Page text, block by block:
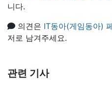
니다.
의견은 IT동아(게임동아)
저로 남겨주세요.
관련 기사